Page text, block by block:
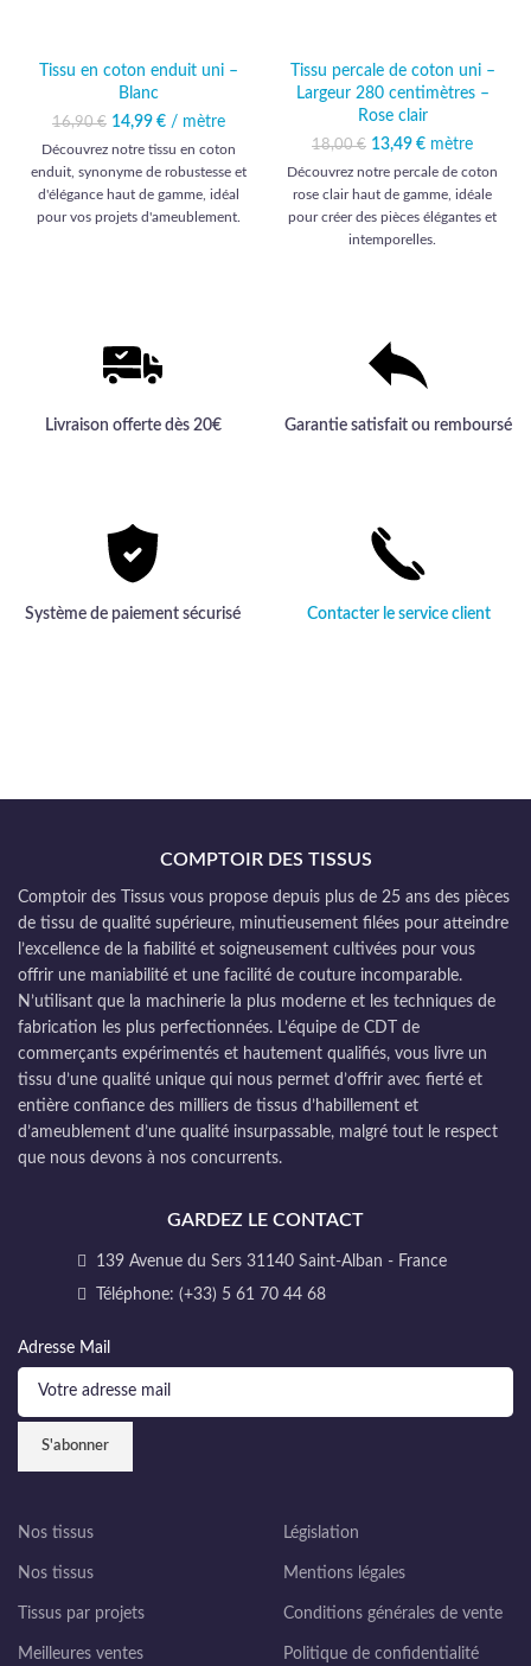
Tissu en coton enduit uni –
Blanc
16,90€
Le prix initial était :
16,90 €.
14,99 €
Le prix
actuel est :
14,99 €.
/ mètre
Découvrez notre tissu en coton
enduit, synonyme de robustesse et
d'élégance haut de gamme, idéal
pour vos projets d'ameublement.
Tissu percale de coton uni –
Largeur 280 centimètres –
Rose clair
18,00€ Le prix initial était :
18,00 €.
13,49 €
Le prix
actuel est :
13,49 €.
mètre
Découvrez notre percale de coton
rose clair haut de gamme, idéale
pour créer des pièces élégantes et
intemporelles.
Livraison offerte dès 20€ Garantie satisfait ou remboursé
Système de paiement sécurisé Contacter le service client
COMPTOIR DES TISSUS
Comptoir des Tissus vous propose depuis plus de 25 ans des pièces
de tissu de qualité supérieure, minutieusement filées pour atteindre
l’excellence de la fiabilité et soigneusement cultivées pour vous
offrir une maniabilité et une facilité de couture incomparable.
N’utilisant que la machinerie la plus moderne et les techniques de
fabrication les plus perfectionnées. L’équipe de CDT de
commerçants expérimentés et hautement qualifiés, vous livre un
tissu d’une qualité unique qui nous permet d’offrir avec fierté et
entière confiance des milliers de tissus d’habillement et
d’ameublement d’une qualité insurpassable, malgré tout le respect
que nous devons à nos concurrents.
GARDEZ LE CONTACT
139 Avenue du Sers 31140 Saint-Alban - France
Téléphone: (+33) 5 61 70 44 68
Adresse Mail
Nos tissus
Nos tissus
Tissus par projets
Meilleures ventes
Législation
Mentions légales
Conditions générales de vente
Politique de confidentialité